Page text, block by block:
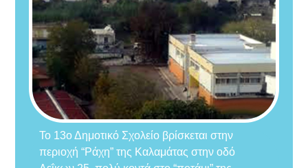
Το 13ο Δημοτικό Σχολείο βρίσκεται στην
περιοχή “Ράχη” της Καλαμάτας στην οδό